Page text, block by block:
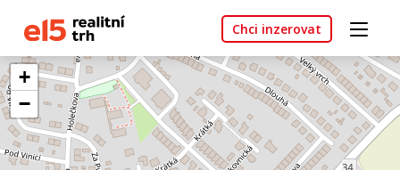
Chci inzerovat
+
−